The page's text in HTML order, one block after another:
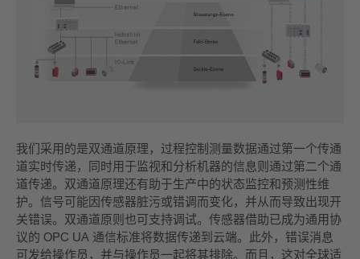
我们采用的是双通道原理，过程控制测量数据通过第一个传通
道实时传递，同时用于监视和分析机器的信息则通过第二个通
道传递。双通道原理还有助于生产中的状态监控和预测性维
护。信号可能因传感器脏污或错调而变化，并从而导致出现开
关错误。双通道原则也可支持调试。传感器借助已成为通用协
议的 OPC UA 通信标准将数据传递到云端。此外，错误消息
可发给操作员，并与操作员一起将其排除。而且，这对全球适